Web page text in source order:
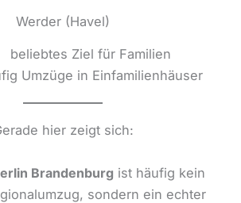
Werder (Havel)
beliebtes Ziel für Familien
Umzüge in Einfamilienhäuser
hier zeigt sich:
Brandenburg ist häufig kein
sondern ein echter